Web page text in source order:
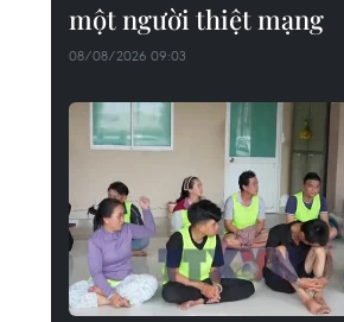
một người thiệt mạng
08/08/2026 09:03